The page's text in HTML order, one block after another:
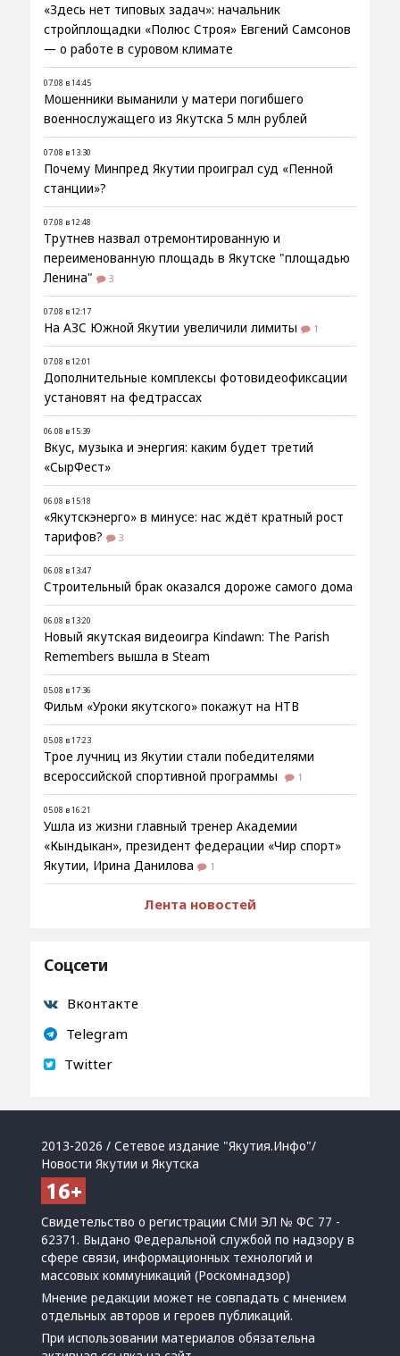
«Здесь нет типовых задач»: начальник
стройплощадки «Полюс Строя» Евгений Самсонов
— о работе в суровом климате
07.08 в 14:45
Мошенники выманили у матери погибшего
военнослужащего из Якутска 5 млн рублей
07.08 в 13:30
Почему Минпред Якутии проиграл суд «Пенной
станции»?
07.08 в 12:48
Трутнев назвал отремонтированную и
переименованную площадь в Якутске "площадью
Ленина"
3
07.08 в 12:17
На АЗС Южной Якутии увеличили лимиты 1
07.08 в 12:01
Дополнительные комплексы фотовидеофиксации
установят на федтрассах
06.08 в 15:39
Вкус, музыка и энергия: каким будет третий
«СырФест»
06.08 в 15:18
«Якутскэнерго» в минусе: нас ждёт кратный рост
тарифов?
3
06.08 в 13:47
Строительный брак оказался дороже самого дома
06.08 в 13:20
Новый якутская видеоигра Kindawn: The Parish
Remembers вышла в Steam
05.08 в 17:36
Фильм «Уроки якутского» покажут на НТВ
05.08 в 17:23
Трое лучниц из Якутии стали победителями
всероссийской спортивной программы
1
05.08 в 16:21
Ушла из жизни главный тренер Академии
«Кындыкан», президент федерации «Чир спорт»
Якутии, Ирина Данилова
1
Лента новостей
Соцсети
Вконтакте
Telegram
Twitter
2013-2026 / Сетевое издание "Якутия.Инфо"/
Новости Якутии и Якутска
Свидетельство о регистрации СМИ ЭЛ № ФС 77 -
62371. Выдано Федеральной службой по надзору в
сфере связи, информационных технологий и
массовых коммуникаций (Роскомнадзор)
Мнение редакции может не совпадать с мнением
отдельных авторов и героев публикаций.
При использовании материалов обязательна